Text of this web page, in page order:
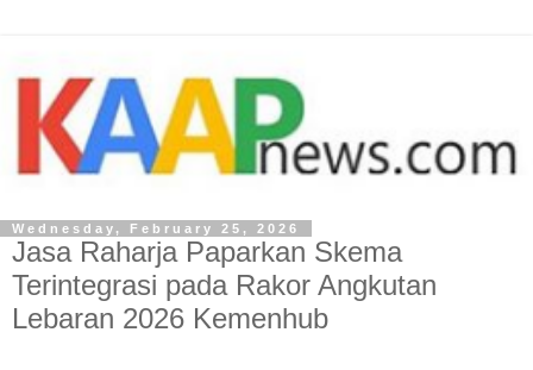
Wednesday, February 25, 2026
Jasa Raharja Paparkan Skema
Terintegrasi pada Rakor Angkutan
Lebaran 2026 Kemenhub